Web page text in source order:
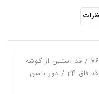
قد تیشرت 50 / دور سینه 76 / قد آستین از گوشه
یقه 22 / قد شلوارک 40 / قد فاق 24 / دور باسن